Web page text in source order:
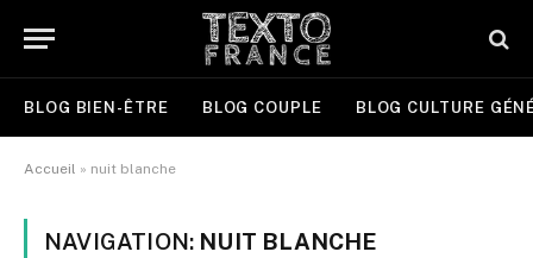
BLOG BIEN-ÊTRE BLOG COUPLE BLOG CULTURE
Accueil » nuit blanche
NAVIGATION: NUIT BLANCHE